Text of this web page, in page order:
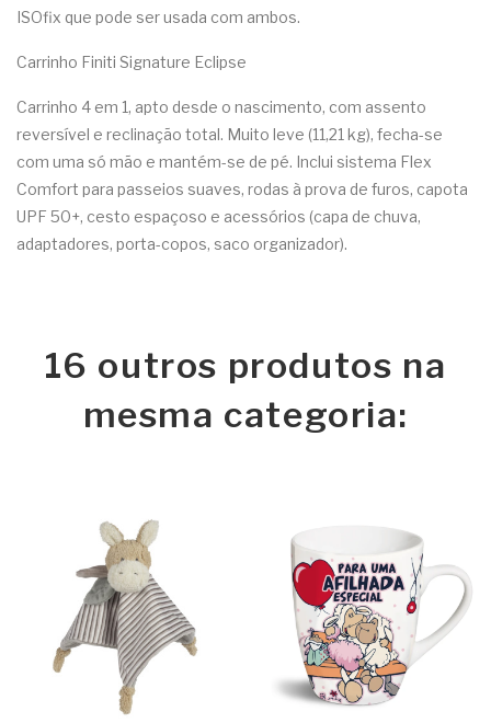
ISOfix que pode ser usada com ambos.
Carrinho Finiti Signature Eclipse
Carrinho 4 em 1, apto desde o nascimento, com assento
reversível e reclinação total. Muito leve (11,21 kg), fecha-se
com uma só mão e mantém-se de pé. Inclui sistema Flex
Comfort para passeios suaves, rodas à prova de furos, capota
UPF 50+, cesto espaçoso e acessórios (capa de chuva,
adaptadores, porta-copos, saco organizador).
16 outros produtos na
mesma categoria: